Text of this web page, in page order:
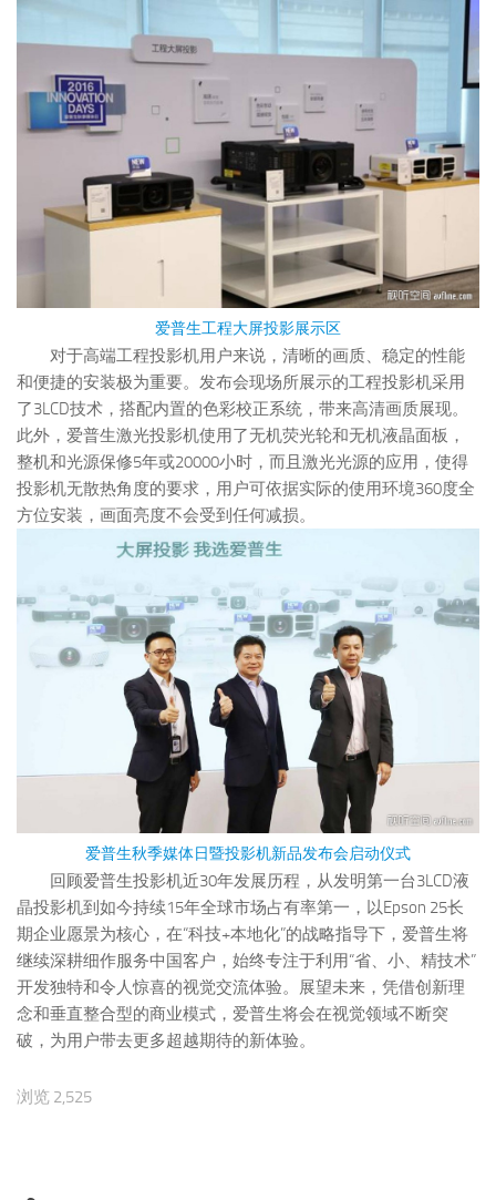
爱普生工程大屏投影展示区
对于高端工程投影机用户来说，清晰的画质、稳定的性能
和便捷的安装极为重要。发布会现场所展示的工程投影机采用
了3LCD技术，搭配内置的色彩校正系统，带来高清画质展现。
此外，爱普生激光投影机使用了无机荧光轮和无机液晶面板，
整机和光源保修5年或20000小时，而且激光光源的应用，使得
投影机无散热角度的要求，用户可依据实际的使用环境360度全
方位安装，画面亮度不会受到任何减损。
爱普生秋季媒体日暨投影机新品发布会启动仪式
回顾爱普生投影机近30年发展历程，从发明第一台3LCD液
晶投影机到如今持续15年全球市场占有率第一，以Epson 25长
期企业愿景为核心，在“科技+本地化”的战略指导下，爱普生将
继续深耕细作服务中国客户，始终专注于利用“省、小、精技术”
开发独特和令人惊喜的视觉交流体验。展望未来，凭借创新理
念和垂直整合型的商业模式，爱普生将会在视觉领域不断突
破，为用户带去更多超越期待的新体验。
浏览 2,525